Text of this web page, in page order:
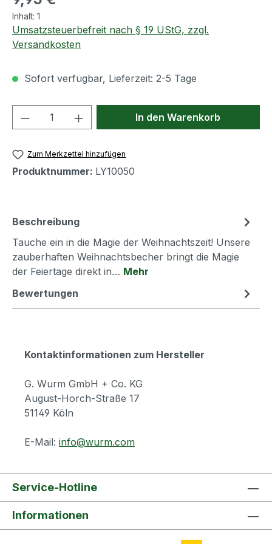
Inhalt: 1
Umsatzsteuerbefreit nach § 19 UStG, zzgl.
Versandkosten
Sofort verfügbar, Lieferzeit: 2-5 Tage
Produkt Anzahl: Gib denIn den Warenkorb
Zum Merkzettel hinzufügen
Produktnummer: LY10050
Beschreibung
Tauche ein in die Magie der Weihnachtszeit! Unsere
zauberhaften Weihnachtsbecher bringt die Magie
der Feiertage direkt in… Mehr
Bewertungen
Kontaktinformationen zum Hersteller
G. Wurm GmbH + Co. KG
August-Horch-Straße 17
51149 Köln
E-Mail: info@wurm.com
Service-Hotline
Informationen